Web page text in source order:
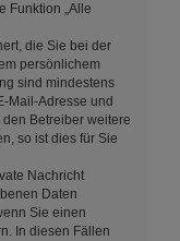
Funktion „Alle
die Sie bei der
persönlichem
sind mindestens
Mail-Adresse und
Betreiber weitere
so ist dies für Sie
Nachricht
Daten
Sie einen
In diesen Fällen